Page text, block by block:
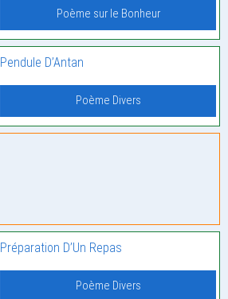
Poème sur le Bonheur
Pendule D’Antan
Poème Divers
Préparation D’Un Repas
Poème Divers